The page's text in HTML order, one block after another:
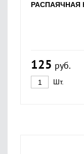
РАСПАЯЧНАЯ
125 руб.
Шт.